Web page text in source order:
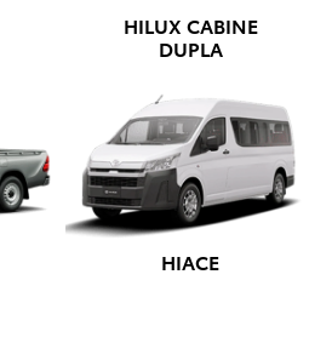
HILUX CABINE
DUPLA
HIACE